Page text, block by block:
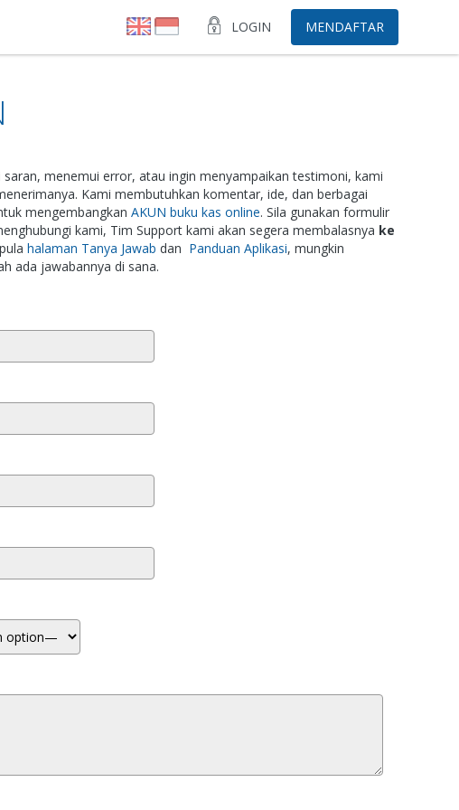
LOGIN MENDAFTAR
saran, menemui error, atau ingin menyampaikan testimoni, kami
Kami membutuhkan komentar, ide, dan berbagai
mengembangkanAKUN buku kas online. Sila gunakan formulir
kami, Tim Support kami akan segera membalasnya ke
halaman Tanya Jawab dan Panduan Aplikasi, mungkin
ada jawabannya di sana.